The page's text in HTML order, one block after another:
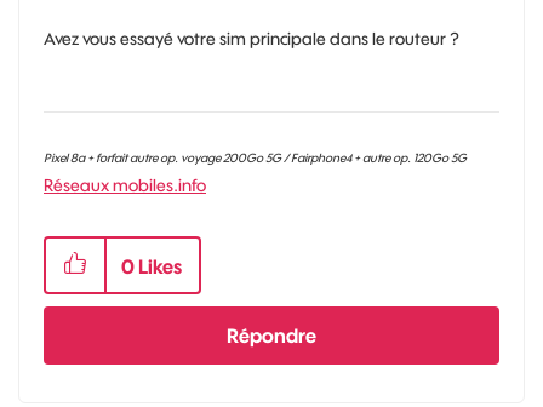
Avez vous essayé votre sim principale dans le routeur ?
Pixel 8a + forfait autre op. voyage 200Go 5G / Fairphone4 + autre op. 120Go 5G
Réseaux mobiles.info
0 Likes
Répondre